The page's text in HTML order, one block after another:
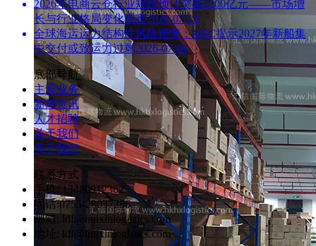
2026年电商云仓行业规模预计突破2200亿元——市场增
长与行业格局变化观察2026-07-10
全球海运运力结构性风险预警：MSC提示2027年新船集
中交付或致运力过剩2026-07-06
底部导航
主营业务
新闻资讯
人才招聘
关于我们
关于我们
联系方式
手机: 13480912362
固话:0755-28037286
邮箱: ldf@huixinlogistics.com
地址: ldf@huixinlogistics.com